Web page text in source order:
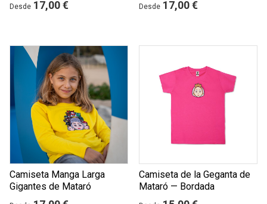
Desde 17,00 € Desde 17,00 €
Camiseta Manga Larga
Gigantes de Mataró
Camiseta de la Geganta de
Mataró — Bordada